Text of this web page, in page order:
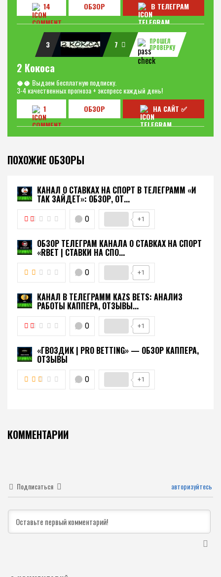
14 ОБЗОР В ТЕЛЕГРАМ
3 7
ПРОШЕЛ
ПРОВЕРКУ
2 Кокоса
🥥🥥 Выдаем бесплатную подписку.
3-4 качественных прогноза + экспресс каждый день!
1
ОБЗОР НА САЙТ ✅
ПОХОЖИЕ ОБЗОРЫ
КАНАЛ О СТАВКАХ НА СПОРТ В ТЕЛЕГРАММ «И
ТАК ЗАЙДЕТ»: ОБЗОР, ОТ...
0 +1
ОБЗОР ТЕЛЕГРАМ КАНАЛА О СТАВКАХ НА СПОРТ
«RBET | СТАВКИ НА СПО...
0 +1
КАНАЛ В ТЕЛЕГРАММ KAZS BETS: АНАЛИЗ
РАБОТЫ КАППЕРА, ОТЗЫВЫ...
0 +1
«ГВОЗДИК | PRO BETTING» — ОБЗОР КАППЕРА,
ОТЗЫВЫ
0 +1
КОММЕНТАРИИ
Подписаться авторизуйтесь